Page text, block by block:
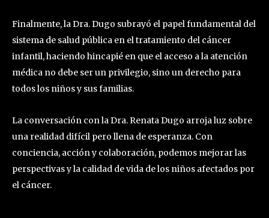
Finalmente, la Dra. Dugo subrayó el papel fundamental del
sistema de salud pública en el tratamiento del cáncer
infantil, haciendo hincapié en que el acceso a la atención
médica no debe ser un privilegio, sino un derecho para
todos los niños y sus familias.
La conversación con la Dra. Renata Dugo arroja luz sobre
una realidad difícil pero llena de esperanza. Con
conciencia, acción y colaboración, podemos mejorar las
perspectivas y la calidad de vida de los niños afectados por
el cáncer.